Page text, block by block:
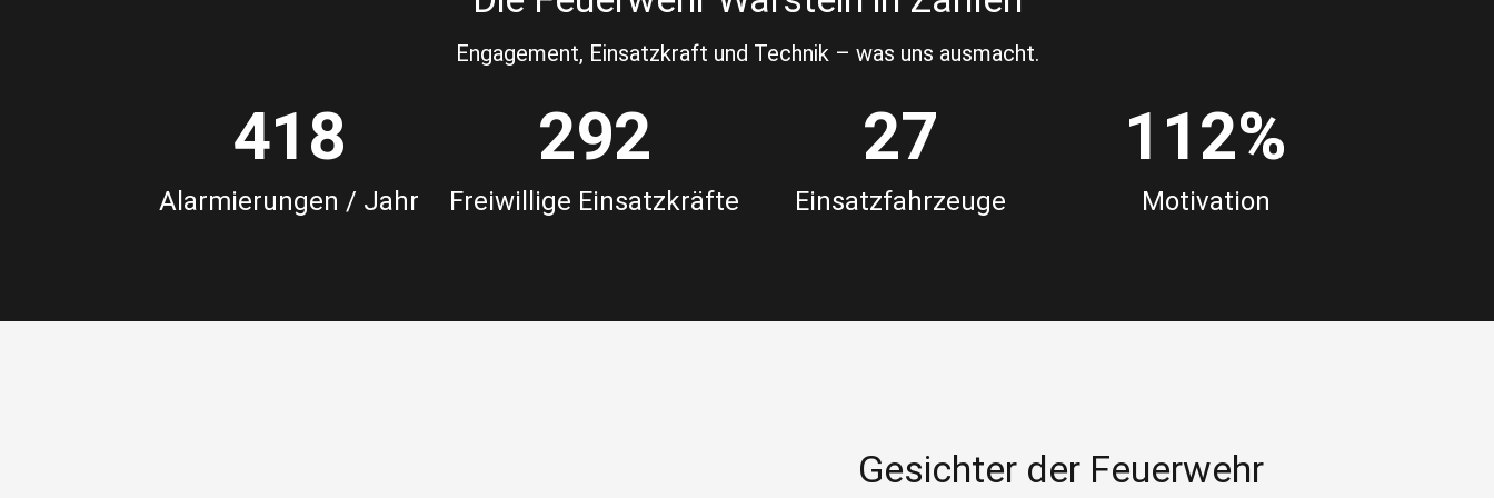
Engagement, Einsatzkraft und Technik – was uns ausmacht.
418
Alarmierungen / Jahr
292
Freiwillige Einsatzkräfte
27
Einsatzfahrzeuge
112%
Motivation
Gesichter der Feuerwehr